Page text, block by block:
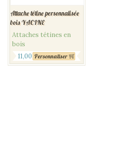
Attache tétine personnalisée
bois YACINE
Attaches tétines en
bois
11,00 €
Personnaliser